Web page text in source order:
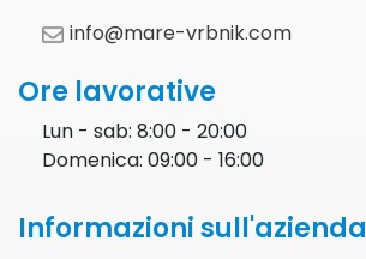
info@mare-vrbnik.com
Ore lavorative
Lun - sab: 8:00 - 20:00
Domenica: 09:00 - 16:00
Informazioni sull'azienda